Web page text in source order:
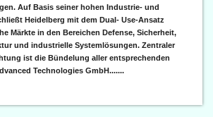
Auf Basis seiner hohen Industrie- und
Heidelberg mit dem Dual- Use-Ansatz
Märkte in den Bereichen Defense, Sicherheit,
und industrielle Systemlösungen. Zentraler
ist die Bündelung aller entsprechenden
Technologies GmbH.......